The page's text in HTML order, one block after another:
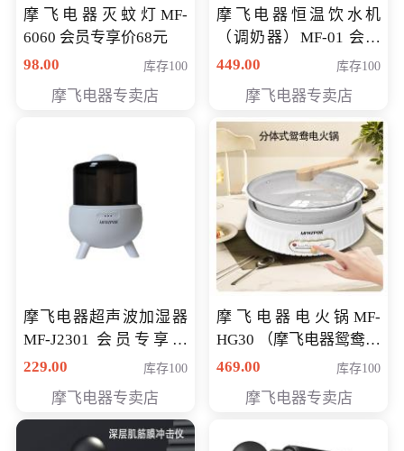
摩飞电器灭蚊灯MF-
6060 会员专享价68元
98.00
库存100
摩飞电器专卖店
摩飞电器恒温饮水机
（调奶器）MF-01 会员
专享价366元
449.00 库存100
摩飞电器专卖店
摩飞电器超声波加湿器
MF-J2301 会员专享价
168元
229.00 库存100
摩飞电器专卖店
摩飞电器电火锅MF-
HG30 （摩飞电器鸳鸯锅
MF-HG30 ） 会员专享价
469.00 库存100
摩飞电器专卖店